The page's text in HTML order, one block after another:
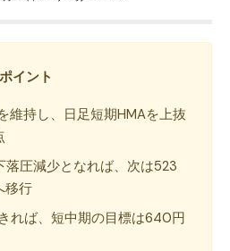
イント
維持し、日足短期HMAを上抜
落圧減少となれば、次は523
移行
れば、短中期の目標は640円